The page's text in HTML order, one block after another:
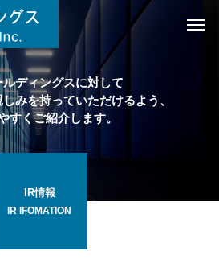
ルディングスに対して
みを持っていただけるよう、
すくご紹介します。
IR情報
IR IFOMATION